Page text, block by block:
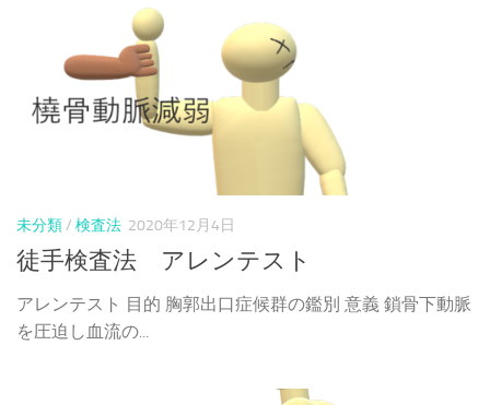
未分類/ 検査法 2020年12月4日
徒手検査法 アレンテスト
アレンテスト 目的 胸郭出口症候群の鑑別 意義 鎖骨下動脈
を圧迫し血流の...